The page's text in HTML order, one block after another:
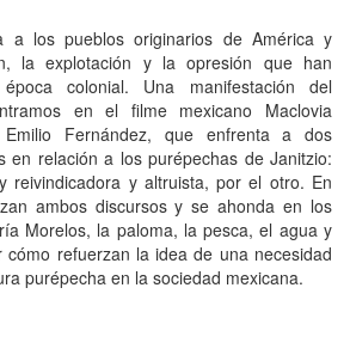
a los pueblos originarios de América y
la explotación y la opresión que han
colonial. Una manifestación del
en el filme mexicano Maclovia
Fernández, que enfrenta a dos
en relación a los purépechas de Janitzio:
reivindicadora y altruista, por el otro. En
ambos discursos y se ahonda en los
Morelos, la paloma, la pesca, el agua y
cómo refuerzan la idea de una necesidad
purépecha en la sociedad mexicana.